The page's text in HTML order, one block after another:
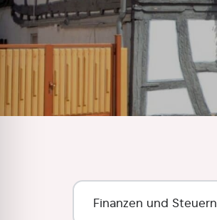
Finanzen und Steuern